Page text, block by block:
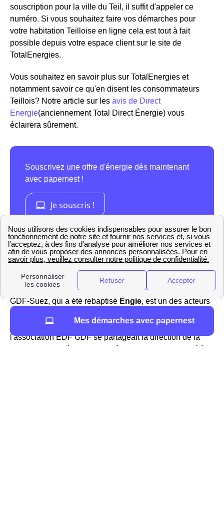
souscription pour la ville du Teil, il suffit d'appeler ce
numéro. Si vous souhaitez faire vos démarches pour
votre habitation Teilloise en ligne cela est tout à fait
possible depuis votre espace client sur le site de
TotalEnergies.
Vous souhaitez en savoir plus sur TotalEnergies et
notamment savoir ce qu'en disent les consommateurs
Teillois? Notre article sur les avis de Direct
Energie(anciennement Total Direct Énergie) vous
éclairera sûrement.
La présence d'Engie (ex GDF-Suez) au Teil
GDF-Suez, qui a été rebaptiséEngie, est un des acteurs
principaux de l'énergie, et surtout du gaz, dans toute la
France et dans la ville du Teil (07400). Dans le passé,
l'association EDF GDF se partageait la direction de la
Mes démarches avec papernest